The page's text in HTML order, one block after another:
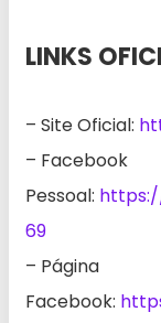
LINKS
– Site Oficial:
– Facebook
Pessoal:
69
– Página
Facebook: